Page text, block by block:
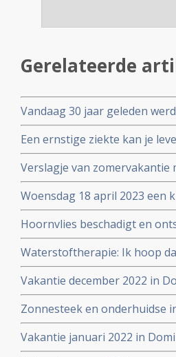
Gerelateerde
Vandaag 30 jaar geleden
bijkomend van een
Een ernstige ziekte kan je
Verslagje van zomervakantie
Woensdag 18 april 2023
drie dagen opgenomen in
Hoornvlies beschadigt en
Waterstoftherapie: Ik hoop
waterstofapparaat mij gaat
neurologische uitval
Vakantie december 2022 in
Zonnesteek en onderhuidse
vakantie juni 2022
Vakantie januari 2022 in